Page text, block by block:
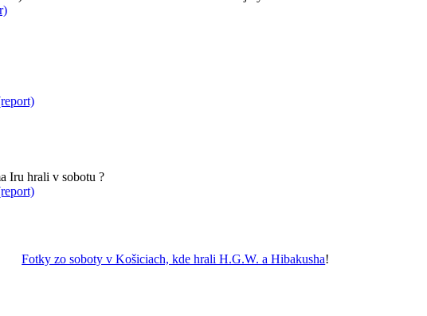
Iru hrali v sobotu ?
Fotky zo soboty v Košiciach, kde hrali H.G.W. a Hibakusha!